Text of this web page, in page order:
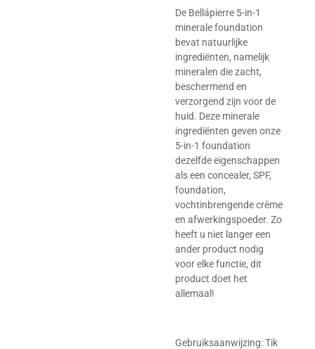
De Bellápierre 5-in-1
minerale foundation
bevat natuurlijke
ingrediënten, namelijk
mineralen die zacht,
beschermend en
verzorgend zijn voor de
huid. Deze minerale
ingrediënten geven onze
5-in-1 foundation
dezelfde eigenschappen
als een concealer, SPF,
foundation,
vochtinbrengende crème
en afwerkingspoeder. Zo
heeft u niet langer een
ander product nodig
voor elke functie, dit
product doet het
allemaal!
Gebruiksaanwijzing: Tik